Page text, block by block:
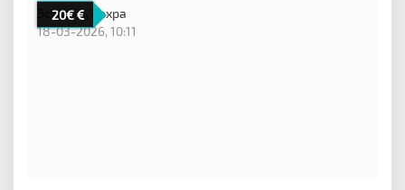
20€
Эстония,
Кехра
18-03-2026, 10:11